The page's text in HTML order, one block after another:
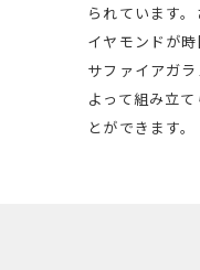
られています
イヤモンドが
サファイアガ
よって組み立
とができます。